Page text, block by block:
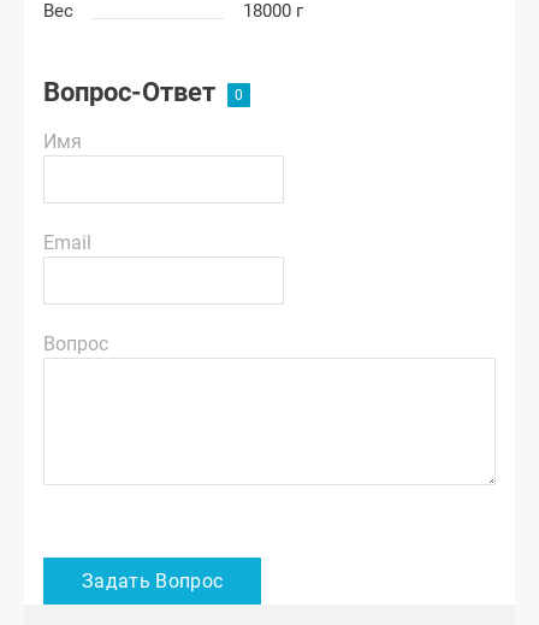
Вес
18000 г
Вопрос-Ответ
Имя
Email
Вопрос